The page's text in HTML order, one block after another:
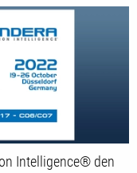
Intelligence® den